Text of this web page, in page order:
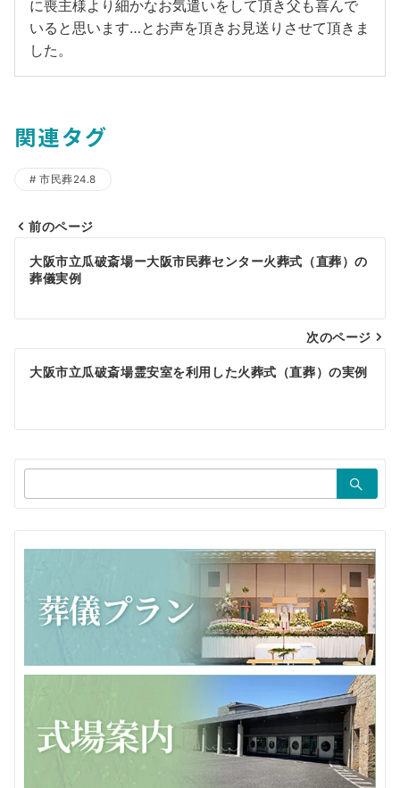
に喪主様より細かなお気遣いをして頂き父も喜んで
いると思います…とお声を頂きお見送りさせて頂きま
した。
関連タグ
市民葬24.8
投
稿
ナ
ビ
ゲ
シ
ョ
ン
前のページ
大阪市立瓜破斎場ー大阪市民葬センター火葬式（直葬）の
葬儀実例
次のページ
大阪市立瓜破斎場霊安室を利用した火葬式（直葬）の実例
索：